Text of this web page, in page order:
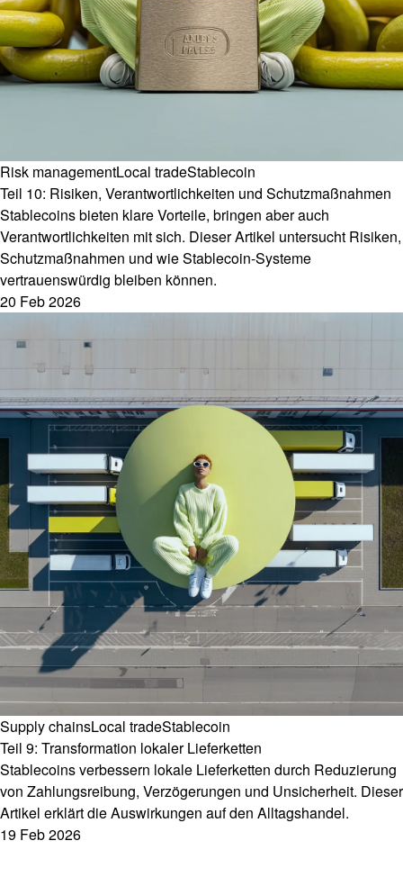
Risk managementLocal tradeStablecoin
Teil 10: Risiken, Verantwortlichkeiten und Schutzmaßnahmen
Stablecoins bieten klare Vorteile, bringen aber auch
Verantwortlichkeiten mit sich. Dieser Artikel untersucht Risiken,
Schutzmaßnahmen und wie Stablecoin-Systeme
vertrauenswürdig bleiben können.
20 Feb 2026
Supply chainsLocal tradeStablecoin
Teil 9: Transformation lokaler Lieferketten
Stablecoins verbessern lokale Lieferketten durch Reduzierung
von Zahlungsreibung, Verzögerungen und Unsicherheit. Dieser
Artikel erklärt die Auswirkungen auf den Alltagshandel.
19 Feb 2026